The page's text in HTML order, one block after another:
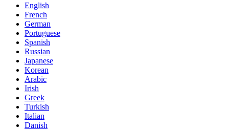
English
French
German
Portuguese
Spanish
Russian
Japanese
Korean
Arabic
Irish
Greek
Turkish
Italian
Danish